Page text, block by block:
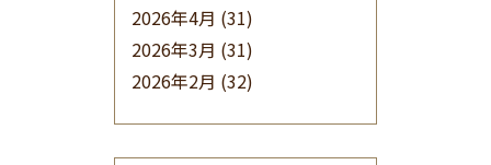
2026年4月 (31)
2026年3月 (31)
2026年2月 (32)